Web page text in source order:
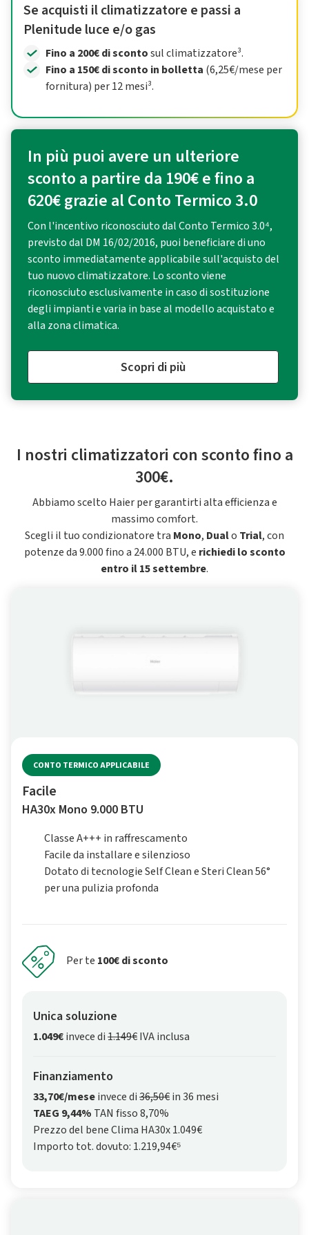
Se acquisti il climatizzatore e passi a
Plenitude luce e/o gas
Fino a 200€ di scontosul climatizzatore³.
Fino a 150€ di sconto in bolletta (6,25€/mese per
fornitura) per 12 mesi³.
In più puoi avere un ulteriore
sconto a partire da 190€ e fino a
620€ grazie al Conto Termico 3.0
Con l'incentivo riconosciuto dal Conto Termico 3.0⁴,
previsto dal DM 16/02/2016, puoi beneficiare di uno
sconto immediatamente applicabile sull'acquisto del
tuo nuovo climatizzatore. Lo sconto viene
riconosciuto esclusivamente in caso di sostituzione
degli impianti e varia in base al modello acquistato e
alla zona climatica.
Scopri di più
I nostri climatizzatori con sconto fino a
300€.
Abbiamo scelto Haier per garantirti alta efficienza e
massimo comfort.
Scegli il tuo condizionatore tra Mono, Dualo Trial, con
potenze da 9.000 fino a 24.000 BTU, e richiedi lo sconto
entro il 15 settembre.
CONTO TERMICO APPLICABILE
Facile
HA30x Mono 9.000 BTU
Classe A+++ in raffrescamento
Facile da installare e silenzioso
Dotato di tecnologie Self Clean e Steri Clean 56°
per una pulizia profonda
Per te 100€ di sconto
Unica soluzione
1.049€invece di1.149€IVA inclusa
Finanziamento
33,70€/meseinvece di36,50€in 36 mesi
TAEG 9,44% TAN fisso 8,70%
Prezzo del bene Clima HA30x 1.049€
Importo tot. dovuto: 1.219,94€⁵